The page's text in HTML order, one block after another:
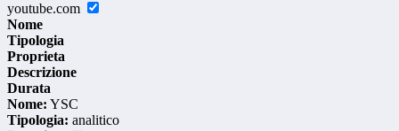
youtube.com
Nome
Tipologia
Proprieta
Descrizione
Durata
Nome: YSC
Tipologia: analitico